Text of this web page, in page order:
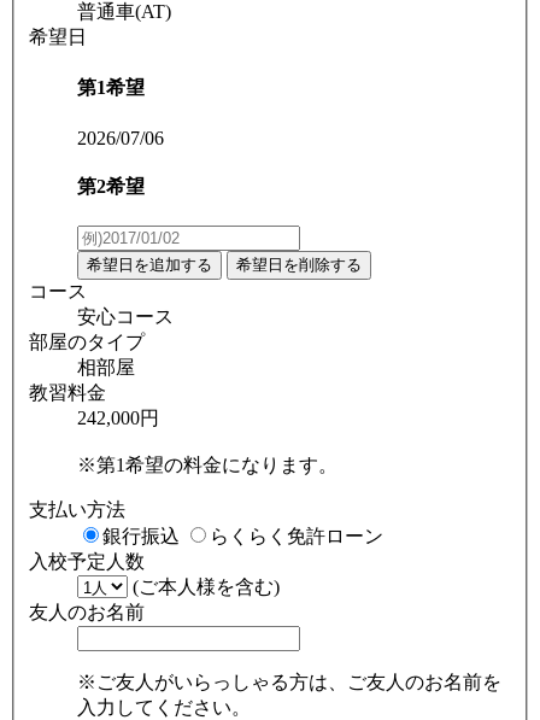
普通車(AT)
希望日
第1希望
2026/07/06
第2希望
コース
安心コース
部屋のタイプ
相部屋
教習料金
242,000円
※第1希望の料金になります。
支払い方法
銀行振込
らくらく免許ローン
入校予定人数
(ご本人様を含む)
友人のお名前
※ご友人がいらっしゃる方は、ご友人のお名前を
入力してください。